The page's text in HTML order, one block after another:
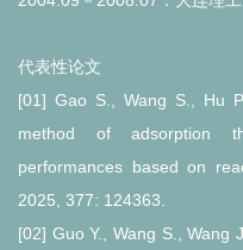
代表性论文
[01] Gao S., Wang S., Hu
method of adsorption
performances based on
2025, 377: 124363.
[02] Guo Y., Wang S.,